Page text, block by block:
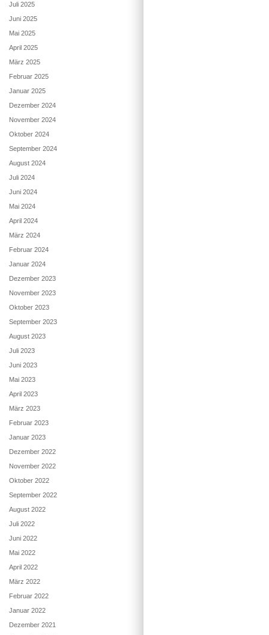
Juli 2025
Juni 2025
Mai 2025
April 2025
März 2025
Februar 2025
Januar 2025
Dezember 2024
November 2024
Oktober 2024
September 2024
August 2024
Juli 2024
Juni 2024
Mai 2024
April 2024
März 2024
Februar 2024
Januar 2024
Dezember 2023
November 2023
Oktober 2023
September 2023
August 2023
Juli 2023
Juni 2023
Mai 2023
April 2023
März 2023
Februar 2023
Januar 2023
Dezember 2022
November 2022
Oktober 2022
September 2022
August 2022
Juli 2022
Juni 2022
Mai 2022
April 2022
März 2022
Februar 2022
Januar 2022
Dezember 2021